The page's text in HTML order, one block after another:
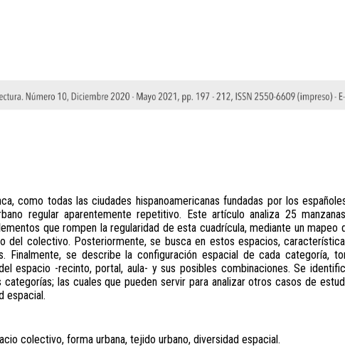
como todas las ciudades hispanoamericanas fundadas por los
regular aparentemente repetitivo. Este artículo analiza 25
que rompen la regularidad de esta cuadrícula, mediante un mapeo
del colectivo. Posteriormente, se busca en estos espacios,
Finalmente, se describe la configuración espacial de cada categoría,
espacio -recinto, portal, aula- y sus posibles combinaciones. Se
categorías; las cuales que pueden servir para analizar otros casos de
espacial.
colectivo, forma urbana, tejido urbano, diversidad espacial.